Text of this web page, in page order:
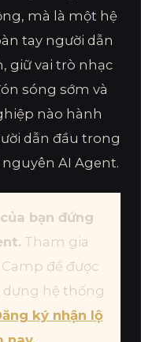
mà là một hệ
tay người dẫn
giữ vai trò nhạc
sóng sớm và
nào hành
dẫn đầu trong
AI Agent.
bạn đứng
Tham gia
để được
dựng hệ thống
ký nhận lộ